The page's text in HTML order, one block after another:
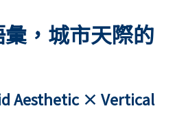
，城市天際的
Aesthetic × Vertical